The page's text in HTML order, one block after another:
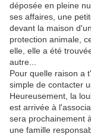
déposée en pleine
ses affaires, une
devant la maison
protection animale,
elle, elle a été
autre...
Pour quelle raison a
simple de contacter
Heureusement, la
est arrivée à
sera prochainement
une famille